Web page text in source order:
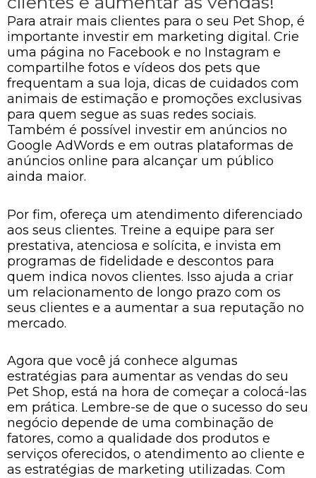
Para atrair mais clientes para o seu Pet Shop, é
importante investir em marketing digital. Crie
uma página no Facebook e no Instagram e
compartilhe fotos e vídeos dos pets que
frequentam a sua loja, dicas de cuidados com
animais de estimação e promoções exclusivas
para quem segue as suas redes sociais.
Também é possível investir em anúncios no
Google AdWords e em outras plataformas de
anúncios online para alcançar um público
ainda maior.
Por fim, ofereça um atendimento diferenciado
aos seus clientes. Treine a equipe para ser
prestativa, atenciosa e solícita, e invista em
programas de fidelidade e descontos para
quem indica novos clientes. Isso ajuda a criar
um relacionamento de longo prazo com os
seus clientes e a aumentar a sua reputação no
mercado.
Agora que você já conhece algumas
estratégias para aumentar as vendas do seu
Pet Shop, está na hora de começar a colocá-las
em prática. Lembre-se de que o sucesso do seu
negócio depende de uma combinação de
fatores, como a qualidade dos produtos e
serviços oferecidos, o atendimento ao cliente e
as estratégias de marketing utilizadas. Com